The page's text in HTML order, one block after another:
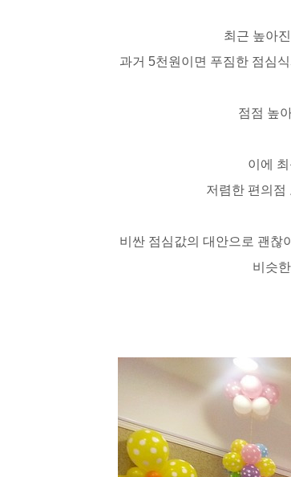
최근 높아
과거 5천원이면 푸짐한 점심
점점 높
이에
저렴한 편의점
비싼 점심값의 대안으로 괜찮
비슷